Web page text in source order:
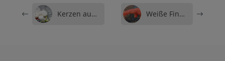
Kerzen aus Wachsresten selber machen Weiße Finger nach Verwendung von Wasserstoffperoxid